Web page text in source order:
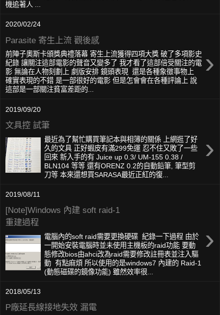
機追著人 ...
2020/02/24
Parasite 寄生上流 觀後感
›
前陣子奧斯卡頒獎典禮落幕 寄生上流獲得四項大獎 破了多項影史
紀錄 讓關注這部電影的聲音又變多了 我才看了這部倍受關注的電
影 無論在人物刻劃上 劇版安排 鏡頭表現 還是各種象徵事物上
確實表現的不錯 是一部很好的電影 但是怎會會在各種評論上 說
這部是一部關注貧富差距的...
2019/09/20
文具控 試筆
›
最近為了幫忙購買筆記本與相簿的關係 上網逛了好
久的文具 正好蝦皮有滿299免運 忍不住又敗了一些
回來 新入手的有 Juice up 0.3/ UM-155 0.38 /
BLN104 等等 還有ORENZ 0.2的自動鉛筆, 筆型剪
刀等 本來還想買SARASA最近正紅的復...
2019/08/11
[Note]Windows 內建 soft raid-1
重建過程
›
電腦內的soft raid需要更換硬碟 紀錄一下過程 由於
一開始安裝電腦時並未使用主機板的raid功能 要動
態修改bios由ahci改為raid需要修改註冊表並注入驅
動 有點麻煩 所以使用的是windows7 內建的 Raid-1
(動態磁碟的鏡像功能) 雖然效率很...
2018/05/13
P廠延長線接地失效 漏電